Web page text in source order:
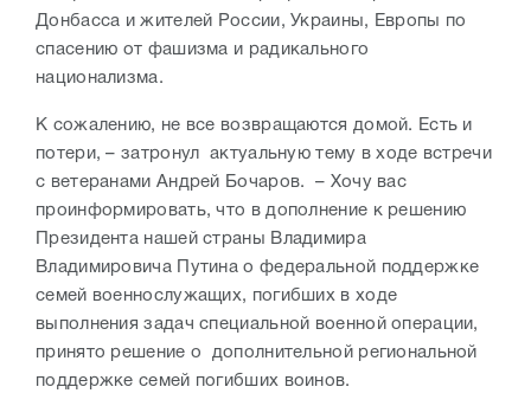
Донбасса и жителей России, Украины, Европы по
спасению от фашизма и радикального
национализма.
К сожалению, не все возвращаются домой. Есть и
потери, – затронул актуальную тему в ходе встречи
с ветеранами Андрей Бочаров. – Хочу вас
проинформировать, что в дополнение к решению
Президента нашей страны Владимира
Владимировича Путина о федеральной поддержке
семей военнослужащих, погибших в ходе
выполнения задач специальной военной операции,
принято решение о дополнительной региональной
поддержке семей погибших воинов.